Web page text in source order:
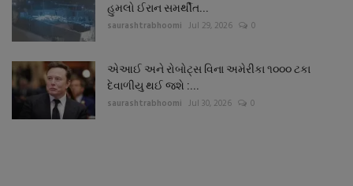
હુમલો ઈરાન સમર્થીત...
saurashtrabhoomi Jul 29, 2026 0
એઆઈ અને રોબોટ્સ વિના અમેરીકા ૧૦૦૦ ટકા
દેવાળીયુ થઈ જશે :...
saurashtrabhoomi Jul 30, 2026 0